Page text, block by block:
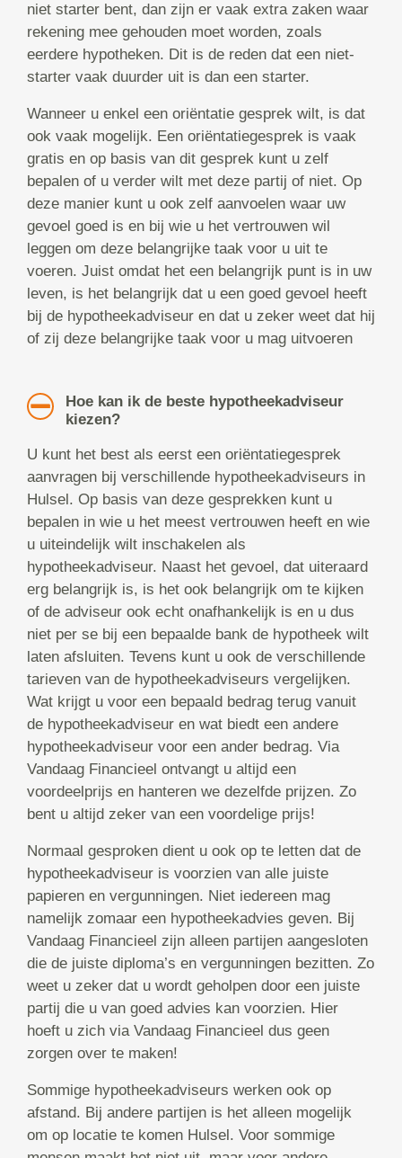
niet starter bent, dan zijn er vaak extra zaken waar
rekening mee gehouden moet worden, zoals
eerdere hypotheken. Dit is de reden dat een niet-
starter vaak duurder uit is dan een starter.
Wanneer u enkel een oriëntatie gesprek wilt, is dat
ook vaak mogelijk. Een oriëntatiegesprek is vaak
gratis en op basis van dit gesprek kunt u zelf
bepalen of u verder wilt met deze partij of niet. Op
deze manier kunt u ook zelf aanvoelen waar uw
gevoel goed is en bij wie u het vertrouwen wil
leggen om deze belangrijke taak voor u uit te
voeren. Juist omdat het een belangrijk punt is in uw
leven, is het belangrijk dat u een goed gevoel heeft
bij de hypotheekadviseur en dat u zeker weet dat hij
of zij deze belangrijke taak voor u mag uitvoeren
Hoe kan ik de beste hypotheekadviseur
kiezen?
U kunt het best als eerst een oriëntatiegesprek
aanvragen bij verschillende hypotheekadviseurs in
Hulsel. Op basis van deze gesprekken kunt u
bepalen in wie u het meest vertrouwen heeft en wie
u uiteindelijk wilt inschakelen als
hypotheekadviseur. Naast het gevoel, dat uiteraard
erg belangrijk is, is het ook belangrijk om te kijken
of de adviseur ook echt onafhankelijk is en u dus
niet per se bij een bepaalde bank de hypotheek wilt
laten afsluiten. Tevens kunt u ook de verschillende
tarieven van de hypotheekadviseurs vergelijken.
Wat krijgt u voor een bepaald bedrag terug vanuit
de hypotheekadviseur en wat biedt een andere
hypotheekadviseur voor een ander bedrag. Via
Vandaag Financieel ontvangt u altijd een
voordeelprijs en hanteren we dezelfde prijzen. Zo
bent u altijd zeker van een voordelige prijs!
Normaal gesproken dient u ook op te letten dat de
hypotheekadviseur is voorzien van alle juiste
papieren en vergunningen. Niet iedereen mag
namelijk zomaar een hypotheekadvies geven. Bij
Vandaag Financieel zijn alleen partijen aangesloten
die de juiste diploma’s en vergunningen bezitten. Zo
weet u zeker dat u wordt geholpen door een juiste
partij die u van goed advies kan voorzien. Hier
hoeft u zich via Vandaag Financieel dus geen
zorgen over te maken!
Sommige hypotheekadviseurs werken ook op
afstand. Bij andere partijen is het alleen mogelijk
om op locatie te komen Hulsel. Voor sommige